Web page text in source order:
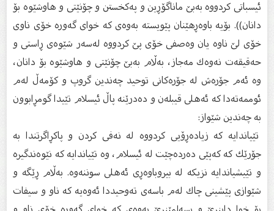
ئیسباتى كردووە بەبێ ماناگۆڕین و پەكخستن و چۆنێتى و هاوشێوە بۆ
دانان)). بۆیە باوەڕهێنان پێویستە بەوەى كە خواى گەورە خۆى ناوى
خۆى لێ ناوە یان وەصفى خۆى پێ كردووە لەسەر شێوەى ڕاستى و
حەقیقەت نەوەك مەجاز، بەڵام بەبێ چۆنێتى و هاوشێوە بۆ دانان،
وە ئەم جۆرەش لە جۆرەكانى توحید چەندین گروپ و كۆمەڵ لەم
ئوممەتەدا كە ئەهلى قیبلەن و دەدرێنە پاڵ ئیسلام تێیدا گومڕابوون
بە چەندین شێواز:
تێیاندایە كە زیادەڕۆیی كردووە لە نەفی كردن و پاكڕاگرتندا بە
جۆرێك كە كەپێى دەردەچێت لە ئیسلام، وە تێیاندایە كە نێوەندگیرە
و تێیشیاندایە نزیكە لە بیروباوەڕى ئەهلى سوننەوە. بەڵام ڕێگە و
شێوازى پێشینى چاك لەم باسەى تەوحیددا ئەوەیە كە ناو و سیفات